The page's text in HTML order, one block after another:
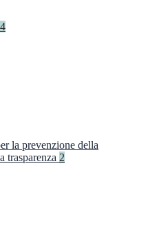
la prevenzione della
trasparenza 2